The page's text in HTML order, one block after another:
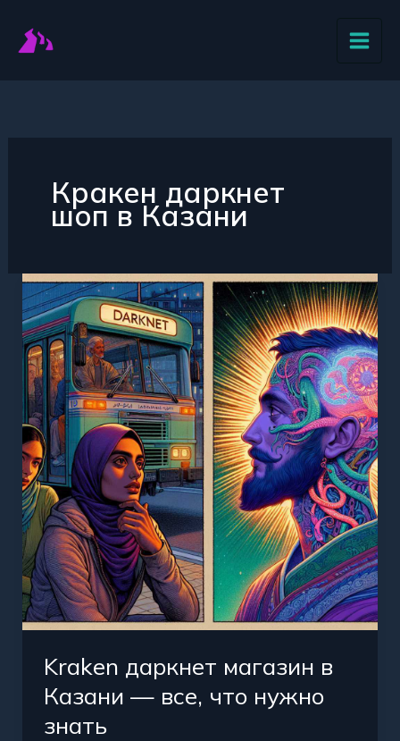
содержимому
Кракен даркнет
шоп в Казани
Kraken даркнет магазин в
Казани — все, что нужно
знать
Kraken
даркнет
магазин
в
Казани
—
все,
что
нужно
знать